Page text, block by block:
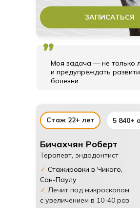
ЗАПИСАТЬСЯ
Моя задача — не только
и предупреждать
болезни
Бичахчян Роберт
Стаж 22+ лет 5 840+
Терапевт, эндодонтист
✓ Стажировки в Чикаго,
Сан-Паулу
✓ Лечит под микроскопом
с увеличением в 10-40 раз
Отличная клиника, супер отлаженная команда профессионалов, начиная с ресепшн и заканчивая ассистентами, я уж не говорю о врачах, врачи подобраны с учётом всех направлений и работают реально в команде! В клинике современное отличное оборудование (плавали - знаем, есть с чем сравнить ), отличные материалы, быстрый качественный результат. Пришла по рекомендации к доктору Мартиросу Робертовичу, отличный врач, с золотыми руками и ювелирной работой, рекомендую всем кто ещё сомневается и ищет свою клинику!